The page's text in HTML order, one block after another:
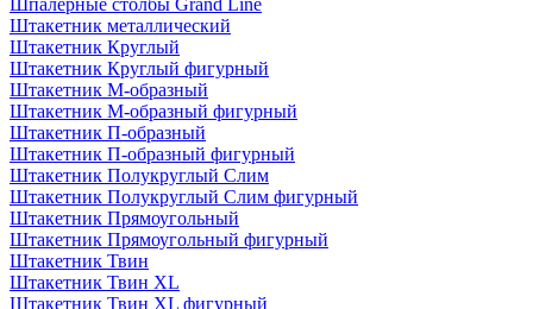
Шпалерные столбы Grand Line
Штакетник металлический
Штакетник Круглый
Штакетник Круглый фигурный
Штакетник М-образный
Штакетник М-образный фигурный
Штакетник П-образный
Штакетник П-образный фигурный
Штакетник Полукруглый Слим
Штакетник Полукруглый Слим фигурный
Штакетник Прямоугольный
Штакетник Прямоугольный фигурный
Штакетник Твин
Штакетник Твин XL
Штакетник Твин XL фигурный